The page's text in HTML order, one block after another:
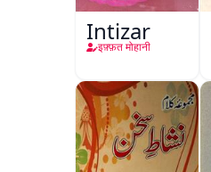
Intizar
इफ़्फ़त मोहानी